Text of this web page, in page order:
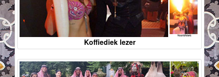
Koffiediek lezer